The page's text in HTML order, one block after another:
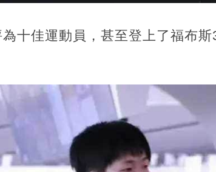
十佳運動員，甚至登上了福布